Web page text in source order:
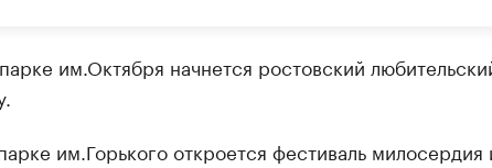
им.Октября начнется ростовский
им.Горького откроется фестиваль милосердия